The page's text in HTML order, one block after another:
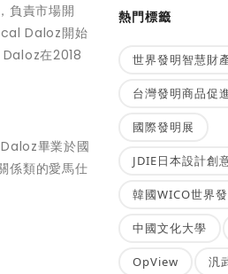
負責市場開
Daloz開始
Daloz在2018
畢業於國
係類的愛馬仕
熱門標籤
世界發明智慧財
台灣發明商品促
國際發明展
JDIE日本設計創
韓國WICO世界
中國文化大學
OpView 汎